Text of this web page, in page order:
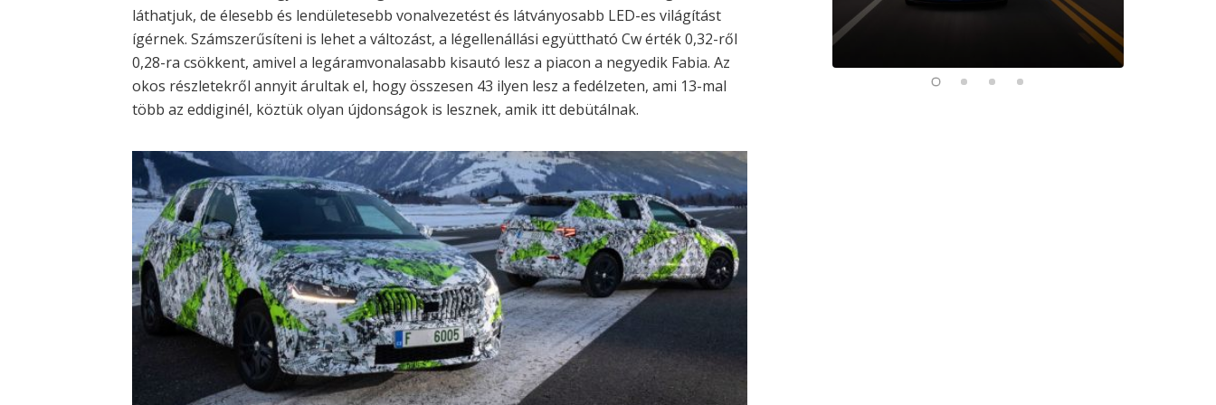
láthatjuk, de élesebb és lendületesebb vonalvezetést és látványosabb LED-es világítást
ígérnek. Számszerűsíteni is lehet a változást, a légellenállási együttható Cw érték 0,32-ről
0,28-ra csökkent, amivel a legáramvonalasabb kisautó lesz a piacon a negyedik Fabia. Az
okos részletekről annyit árultak el, hogy összesen 43 ilyen lesz a fedélzeten, ami 13-mal
több az eddiginél, köztük olyan újdonságok is lesznek, amik itt debütálnak.